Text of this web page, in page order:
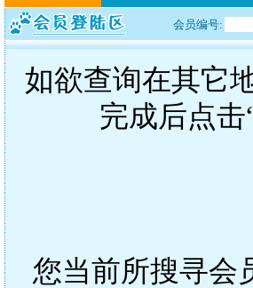
会员编号:
如欲查询在其它
完成后点
您当前所搜寻会